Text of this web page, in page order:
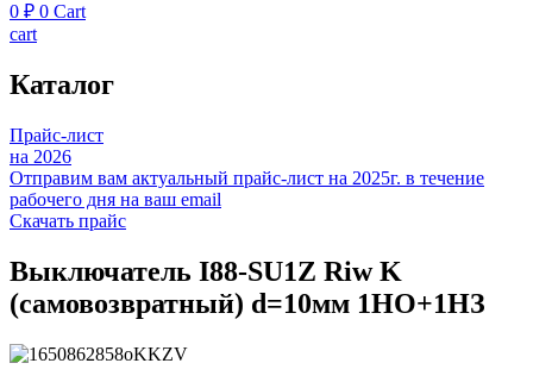
0 ₽ 0 Cart
cart
Каталог
Прайс-лист
на 2026
Отправим вам актуальный прайс-лист на 2025г. в течение
рабочего дня на ваш email
Скачать прайс
Выключатель I88-SU1Z Riw K
(самовозвратный) d=10мм 1НО+1НЗ